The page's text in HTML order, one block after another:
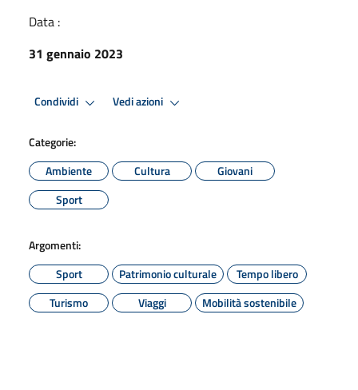
Data :
31 gennaio 2023
Condividi Vedi azioni
Categorie:
Ambiente
Cultura
Giovani
Sport
Argomenti:
Sport
Patrimonio culturale
Tempo libero
Turismo
Viaggi Mobilità sostenibile